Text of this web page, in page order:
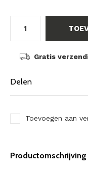
Gratis
Delen
Toevoegen aan
Productomschrijving